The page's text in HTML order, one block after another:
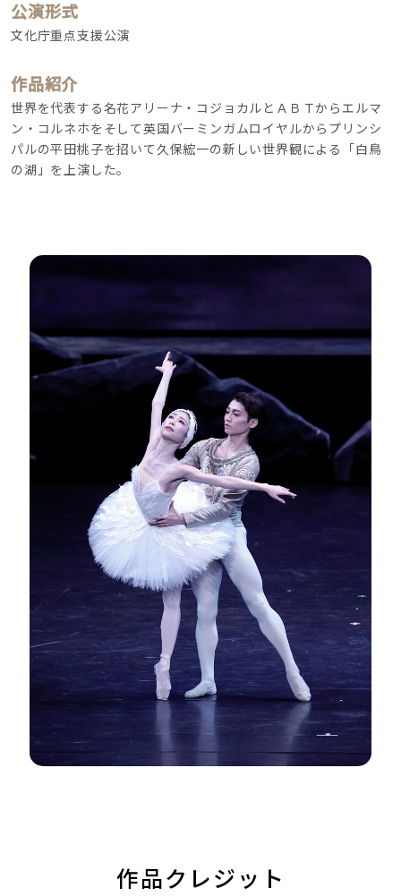
公演形式
文化庁重点支援公演
作品紹介
世界を代表する名花アリーナ・コジョカルとＡＢＴからエルマ
ン・コルネホをそして英国バーミンガムロイヤルからプリンシ
パルの平田桃子を招いて久保綋一の新しい世界観による「白鳥
の湖」を上演した。
作品クレジット